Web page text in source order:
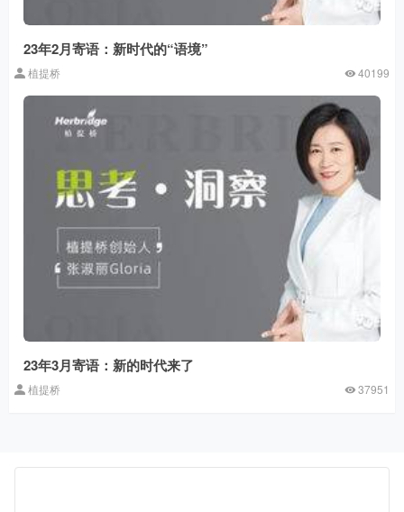
23年2月寄语：新时代的“语境”
植提桥 40199
23年3月寄语：新的时代来了
植提桥 37951